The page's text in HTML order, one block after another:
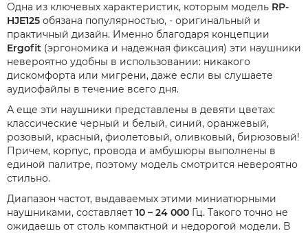
Одна из ключевых характеристик, которым модель RP-
HJE125 обязана популярностью, - оригинальный и
практичный дизайн. Именно благодаря концепции
Ergofit (эргономика и надежная фиксация) эти наушники
невероятно удобны в использовании: никакого
дискомфорта или мигрени, даже если вы слушаете
аудиофайлы в течение всего дня.
А еще эти наушники представлены в девяти цветах:
классические черный и белый, синий, оранжевый,
розовый, красный, фиолетовый, оливковый, бирюзовый!
Причем, корпус, провода и амбушюры выполнены в
единой палитре, поэтому модель смотрится невероятно
стильно.
Диапазон частот, выдаваемых этими миниатюрными
наушниками, составляет 10 – 24 000 Гц. Такого точно не
ожидаешь от столь компактной и недорогой модели. В